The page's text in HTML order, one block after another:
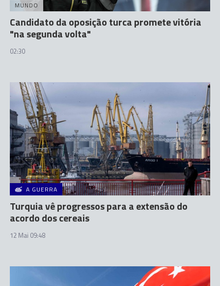
MUNDO
Candidato da oposição turca promete vitória
"na segunda volta"
02:30
A GUERRA
Turquia vê progressos para a extensão do
acordo dos cereais
12 Mai 09:48